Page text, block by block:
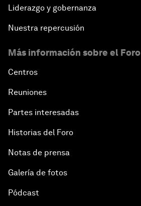
Liderazgo y gobernanza
Nuestra repercusión
Más información sobre el Foro
Centros
Reuniones
Partes interesadas
Historias del Foro
Notas de prensa
Galería de fotos
Pódcast